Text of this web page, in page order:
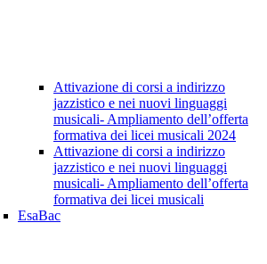
Attivazione di corsi a indirizzo
jazzistico e nei nuovi linguaggi
musicali- Ampliamento dell’offerta
formativa dei licei musicali 2024
Attivazione di corsi a indirizzo
jazzistico e nei nuovi linguaggi
musicali- Ampliamento dell’offerta
formativa dei licei musicali
EsaBac